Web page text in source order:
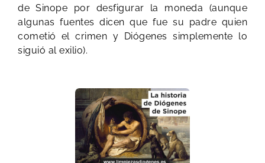
de Sinope por desfigurar la moneda (aunque
algunas fuentes dicen que fue su padre quien
cometió el crimen y Diógenes simplemente lo
siguió al exilio).